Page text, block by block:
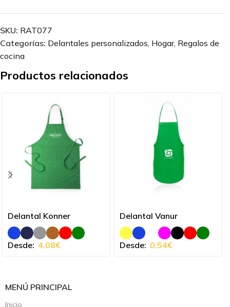
SKU: RAT077
Categorías: Delantales personalizados, Hogar, Regalos de
cocina
Productos relacionados
Delantal Konner
Desde: 4,08€
Delantal Vanur
Desde: 0,54€
MENÚ PRINCIPAL
Inicio